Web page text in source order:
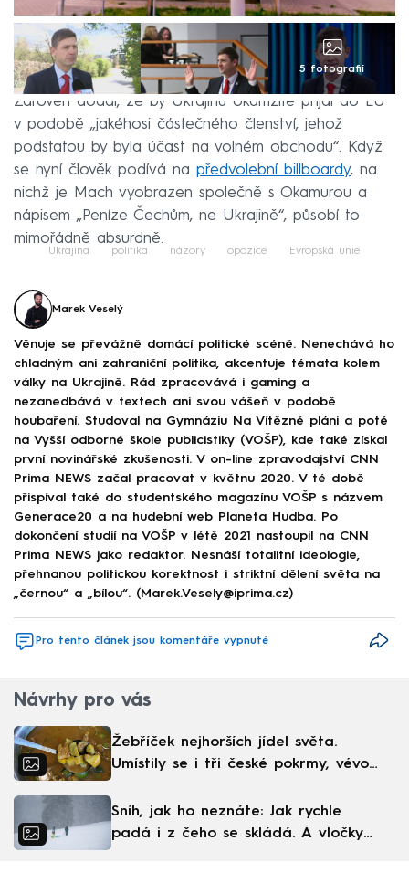
5 fotografií
Zároveň dodal, že by Ukrajinu okamžitě přijal do EU
v podobě „jakéhosi částečného členství, jehož
podstatou by byla účast na volném obchodu“. Když
se nyní člověk podívá na předvolební billboardy, na
nichž je Mach vyobrazen společně s Okamurou a
nápisem „Peníze Čechům, ne Ukrajině“, působí to
mimořádně absurdně.
Ukrajina politika názory opozice Evropská unie
Marek Veselý
Věnuje se převážně domácí politické scéně. Nenechává ho
chladným ani zahraniční politika, akcentuje témata kolem
války na Ukrajině. Rád zpracovává i gaming a
nezanedbává v textech ani svou vášeň v podobě
houbaření. Studoval na Gymnáziu Na Vítězné pláni a poté
na Vyšší odborné škole publicistiky (VOŠP), kde také získal
první novinářské zkušenosti. V on-line zpravodajství CNN
Prima NEWS začal pracovat v květnu 2020. V té době
přispíval také do studentského magazínu VOŠP s názvem
Generace20 a na hudební web Planeta Hudba. Po
dokončení studií na VOŠP v létě 2021 nastoupil na CNN
Prima NEWS jako redaktor. Nesnáší totalitní ideologie,
přehnanou politickou korektnost i striktní dělení světa na
„černou“ a „bílou“. (Marek.Vesely@iprima.cz)
Pro tento článek jsou komentáře vypnuté
Návrhy pro vás
Žebříček nejhorších jídel světa.
Umístily se i tři české pokrmy, vévodí
Sníh, jak ho neznáte: Jak rychle
padá i z čeho se skládá. A vločky